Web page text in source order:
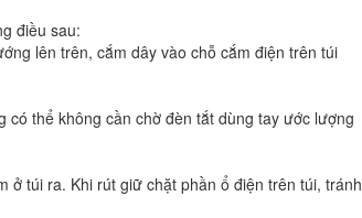
điều sau:
lên trên, cắm dây vào chỗ cắm điện trên túi
thể không cần chờ đèn tắt dùng tay ước lượng
ở túi ra. Khi rút giữ chặt phần ổ điện trên túi, tránh